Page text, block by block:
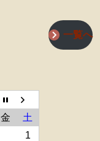
一覧へ
金
土
1